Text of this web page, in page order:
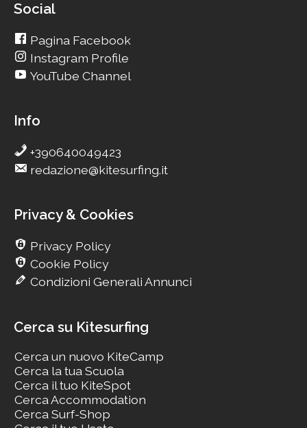
Social
Pagina Facebook
Instagram Profile
YouTube Channel
Info
+390640049423
redazione@kitesurfing.it
Privacy & Cookies
Privacy Policy
Cookie Policy
Condizioni Generali Annunci
Cerca su Kitesurfing
Cerca un nuovo KiteCamp
Cerca la tua Scuola
Cerca il tuo KiteSpot
Cerca Accommodation
Cerca Surf-Shop